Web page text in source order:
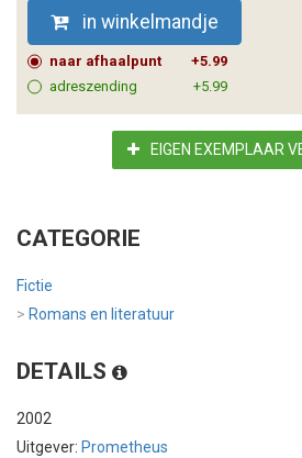
in winkelmandje
naar afhaalpunt
+5.99
adreszending
+5.99
EIGEN EXEMPLAAR
CATEGORIE
Fictie
> Romans en literatuur
DETAILS
2002
Uitgever: Prometheus